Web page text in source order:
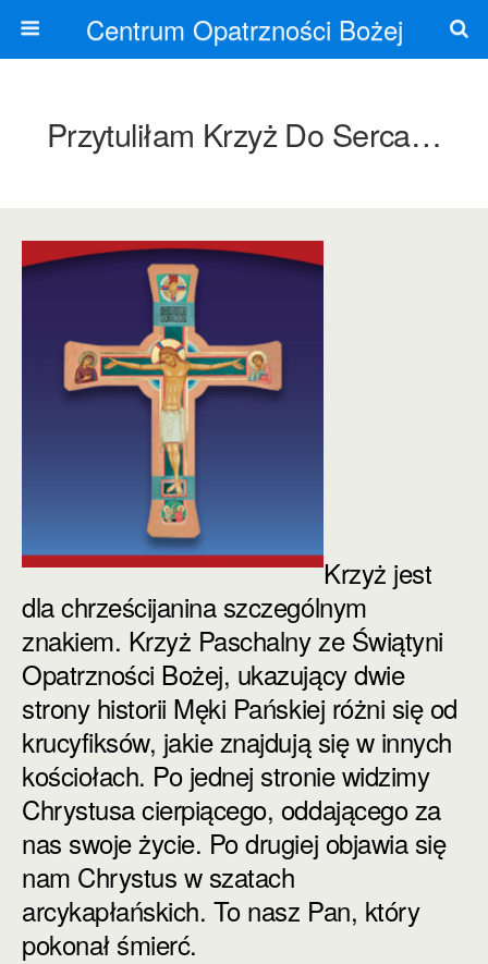
Centrum Opatrzności Bożej
Przytuliłam Krzyż Do Serca…
Krzyż jest
dla chrześcijanina szczególnym
znakiem. Krzyż Paschalny ze Świątyni
Opatrzności Bożej, ukazujący dwie
strony historii Męki Pańskiej różni się od
krucyfiksów, jakie znajdują się w innych
kościołach. Po jednej stronie widzimy
Chrystusa cierpiącego, oddającego za
nas swoje życie. Po drugiej objawia się
nam Chrystus w szatach
arcykapłańskich. To nasz Pan, który
pokonał śmierć.